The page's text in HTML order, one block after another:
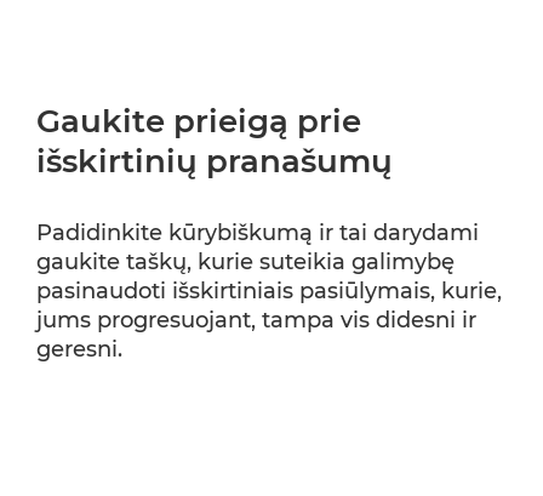
Gaukite prieigą prie
išskirtinių pranašumų
Padidinkite kūrybiškumą ir tai darydami
gaukite taškų, kurie suteikia galimybę
pasinaudoti išskirtiniais pasiūlymais, kurie,
jums progresuojant, tampa vis didesni ir
geresni.